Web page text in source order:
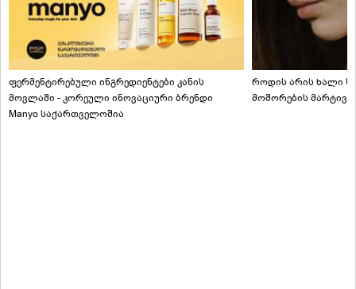
ფერმენტირებული ინგრედიენტები კანის
მოვლაში - კორეული ინოვაციური ბრენდი
Manyo საქართველოშია
როდის არის ხალი
მოშორების